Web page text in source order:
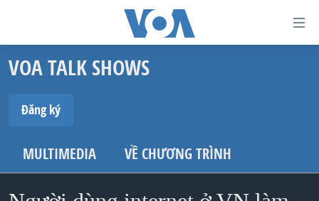
dẫn
truy
cập
TRANG CHỦ
VIỆT NAM
BIỂN ĐÔNG
THẾ GIỚI
VOA TALK SHOWS
Đăng ký
Spotify
MULTIMEDIA VỀ CHƯƠNG TRÌNH